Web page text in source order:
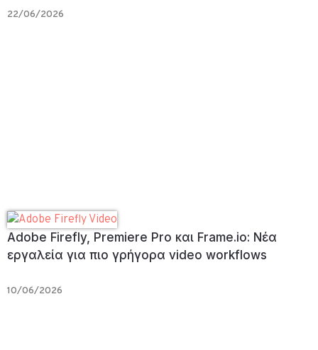
22/06/2026
Adobe Firefly, Premiere Pro και Frame.io: Νέα
εργαλεία για πιο γρήγορα video workflows
10/06/2026